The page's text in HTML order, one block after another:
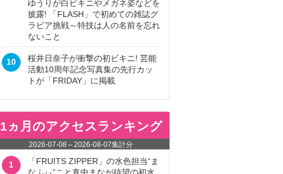
ゆうりが白ビキニやメガネ姿などを
披露! 「FLASH」で初めての雑誌グ
ラビア挑戦～特技は人の名前を忘れ
ないこと
10
桜井日奈子が衝撃の初ビキニ! 芸能
活動10周年記念写真集の先行カッ
トが「FRIDAY」に掲載
1ヵ月のアクセスランキング
2026-07-08 ～2026-08-07集計分
1
「FRUITS ZIPPER」の水色担当“ま